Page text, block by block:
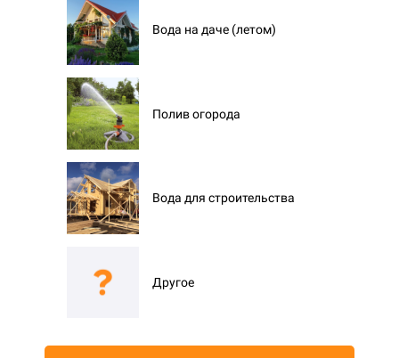
Вода на даче (летом)
Полив огорода
Вода для строительства
Другое